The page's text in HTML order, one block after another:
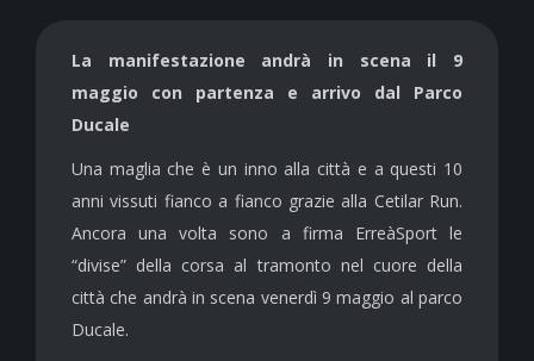
La manifestazione andrà in scena il 9
maggio con partenza e arrivo dal Parco
Ducale
Una maglia che è un inno alla città e a questi 10
anni vissuti fianco a fianco grazie alla Cetilar Run.
Ancora una volta sono a firma ErreàSport le
“divise” della corsa al tramonto nel cuore della
città che andrà in scena venerdì 9 maggio al parco
Ducale.